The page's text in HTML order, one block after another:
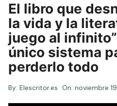
El libro que
la vida y la
juego al
único sistema
perderlo todo
By: Elescritor.es On:noviembre